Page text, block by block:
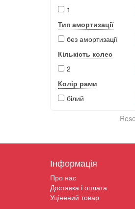
1
Тип амортизації
без амортизації
Кількість колес
2
Колір рами
білий
Інформація
Про нас
Доставка і оплата
Уцінений товар